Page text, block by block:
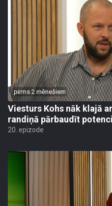
pirms 2 mēnešiem
Viesturs Kohs nāk klajā
randiņā pārbaudīt
20. epizode